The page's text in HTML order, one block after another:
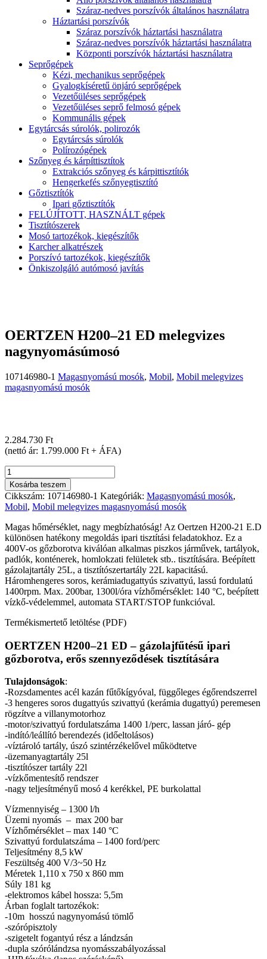
Száraz-nedves porszívók általános használatra
Háztartási porszívók
Száraz porszívók háztartási használatra
Száraz-nedves porszívók háztartási használatra
Központi porszívók háztartási használatra
Seprőgépek
Kézi, mechanikus seprőgépek
Gyalogkíséretű önjáró seprőgépek
Vezetőüléses seprőgépek
Vezetőüléses seprő felmosó gépek
Kommunális gépek
Egytárcsás súrolók, polirozók
Egytárcsás súrolók
Polírozógépek
Szőnyeg és kárpíttisztítok
Extrakciós szőnyeg és kárpittisztítók
Hengerkefés szőnyegtisztító
Gőztisztítók
Ipari gőztisztítók
FELÚJÍTOTT, HASZNÁLT gépek
Tisztítószerek
Mosó tartozékok, kiegészítők
Karcher alkatrészek
Porszívó tartozékok, kiegészítők
Önkiszolgáló autómosó javítás
OERTZEN H200–21 ED melegvizes
nagynyomásúmosó
107146980-1 Magasnyomású mosók, Mobil, Mobil melegvizes
magasnyomású mosók
2.284.730 Ft
(nettó ár: 1.799.000 Ft + ÁFA)
OERTZEN
H200–
21
ED
melegvizes
nagynyomásúmosó
mennyiség
Kosárba teszem
Cikkszám: 107146980-1 Kategóriák: Magasnyomású mosók,
Mobil, Mobil melegvizes magasnyomású mosók
Magas hőmérséklet, nagy megbízhatóság! Az Oertzen H200-21 E.D
különösen hatékony megoldás ipari tisztítási feladatokhoz. Ez a
400V-os gőzborotva kiválóan alkalmas piszkos járművek, tartályok,
padlók, konténerek, homlokzati felületek stb.. tisztítására. Beépített
gázolajtartály 25L, a tisztítószertartály 22L kapacitású.
Háromhengeres soros, kerámiadugattyús szivattyú, lassú fordulatú
1400rpm. Max. 200bar, 1300l/óra vízhőmérséklet: 140 °C, beépített
vízkő-védelemmel, automata START/STOP funkcióval.
Termékismertető letöltése (PDF)
OERTZEN H200–21 ED – gázolajfűtésű ipari
gőzborotva, erős szennyeződések tisztítására
Tulajdonságok:
-Rozsdamentes acél kazán fűtőkígyóval, függőleges égőrendszerrel
-3 hengeres soros dugattyús szivattyú (kerámia dugattyú) peremesen
rögzítve a villanymotorhoz
-motor/szivattyú fordulatszáma 1400 1/perc, lassan járó- gép
-indító/leállító berendezés (időeltolásos)
-víztároló tartály, úszó szintérzékelővel működtetve
-üzemanyagtartály 25l
-tisztítószer tartály 22l
-vízkőmentesítő rendszer
-nagy teljesítményű mosó 4 kerékkel, PE burkolattal
Vízmennyiség – 1300 l/h
Üzemi nyomás – max 200 bar
Vízhőmérséklet – max 140 °C
Szivattyú fordulatszáma – 1400 ford/perc
Teljesítmény 8,5 kW
Feszültség 400 V/3~50 Hz
Méretek 1,110 x 750 x 860 mm
Súly 181 kg
-elektromos kábel hossza: 5,5m
Árban foglalt tartozékok:
-10m hosszú nagynyomású tömlő
-szórópisztoly
-szigetelt fogantyú rész a lándzsán
-dupla szórólándzsa nyomásszabályozással